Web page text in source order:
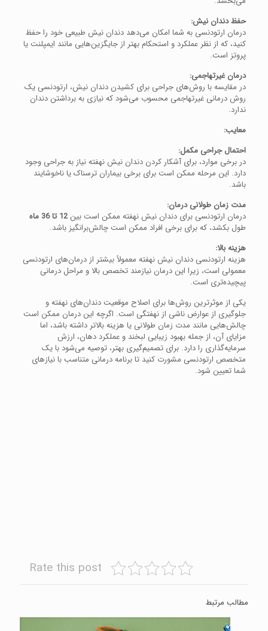
حفظ دندان نیش:
درمان ارتودنسی به شما امکان می‌دهد دندان نیش طبیعی خود را حفظ
کنید، که از نظر عملکرد و استحکام بهتر از جایگزین‌هایی مانند ایمپلنت یا
پروتز است.
درمان غیرتهاجمی:
در مقایسه با روش‌های جراحی برای کشیدن دندان نیش، ارتودنسی یک
روش درمانی غیرتهاجمی محسوب می‌شود که نیازی به برداشتن دندان
ندارد.
معایب:
احتمال جراحی مکمل:
در برخی موارد، برای آشکار کردن دندان نیش نهفته نیاز به جراحی وجود
دارد. این مرحله ممکن است برای برخی بیماران ترسناک یا ناخوشایند
باشد.
مدت زمان طولانی درمان:
درمان ارتودنسی برای دندان نیش نهفته ممکن است بین 12 تا 36 ماه
طول بکشد، که برای برخی افراد ممکن است چالش‌برانگیز باشد.
هزینه بالا:
هزینه ارتودنسی دندان نیش نهفته معمولاً بیشتر از درمان‌های ارتودنسی
معمولی است، زیرا این درمان نیازمند تخصص بالا و مراحل درمانی
پیچیده‌تری است.
یکی از موثرترین روش‌ها برای اصلاح موقعیت دندان‌های نهفته و
جلوگیری از عوارض ناشی از نهفتگی است. اگرچه این درمان ممکن است
چالش‌هایی مانند مدت زمان طولانی یا هزینه بالاتر داشته باشد، اما
مزایای آن، از جمله بهبود زیبایی لبخند و عملکرد دهان، ارزش
سرمایه‌گذاری را دارد. برای تصمیم‌گیری بهتر، توصیه می‌شود با یک
متخصص ارتودنسی مشورت کنید تا برنامه درمانی متناسب با نیازهای
شما تعیین شود.
Rate this post
مطالب مرتبط